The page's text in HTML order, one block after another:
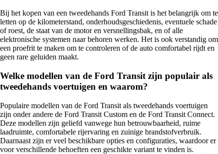
Bij het kopen van een tweedehands Ford Transit is het belangrijk om te
letten op de kilometerstand, onderhoudsgeschiedenis, eventuele schade
of roest, de staat van de motor en versnellingsbak, en of alle
elektronische systemen naar behoren werken. Het is ook verstandig om
een proefrit te maken om te controleren of de auto comfortabel rijdt en
geen rare geluiden maakt.
Welke modellen van de Ford Transit zijn populair als
tweedehands voertuigen en waarom?
Populaire modellen van de Ford Transit als tweedehands voertuigen
zijn onder andere de Ford Transit Custom en de Ford Transit Connect.
Deze modellen zijn geliefd vanwege hun betrouwbaarheid, ruime
laadruimte, comfortabele rijervaring en zuinige brandstofverbruik.
Daarnaast zijn er veel beschikbare opties en configuraties, waardoor er
voor verschillende behoeften een geschikte variant te vinden is.